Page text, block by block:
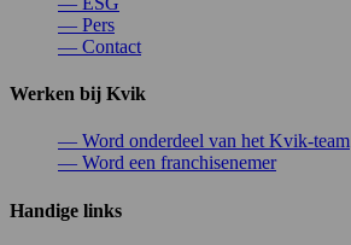
— Pers
— Contact
Werken bij Kvik
— Word onderdeel van het Kvik-team
— Word een franchisenemer
Handige links